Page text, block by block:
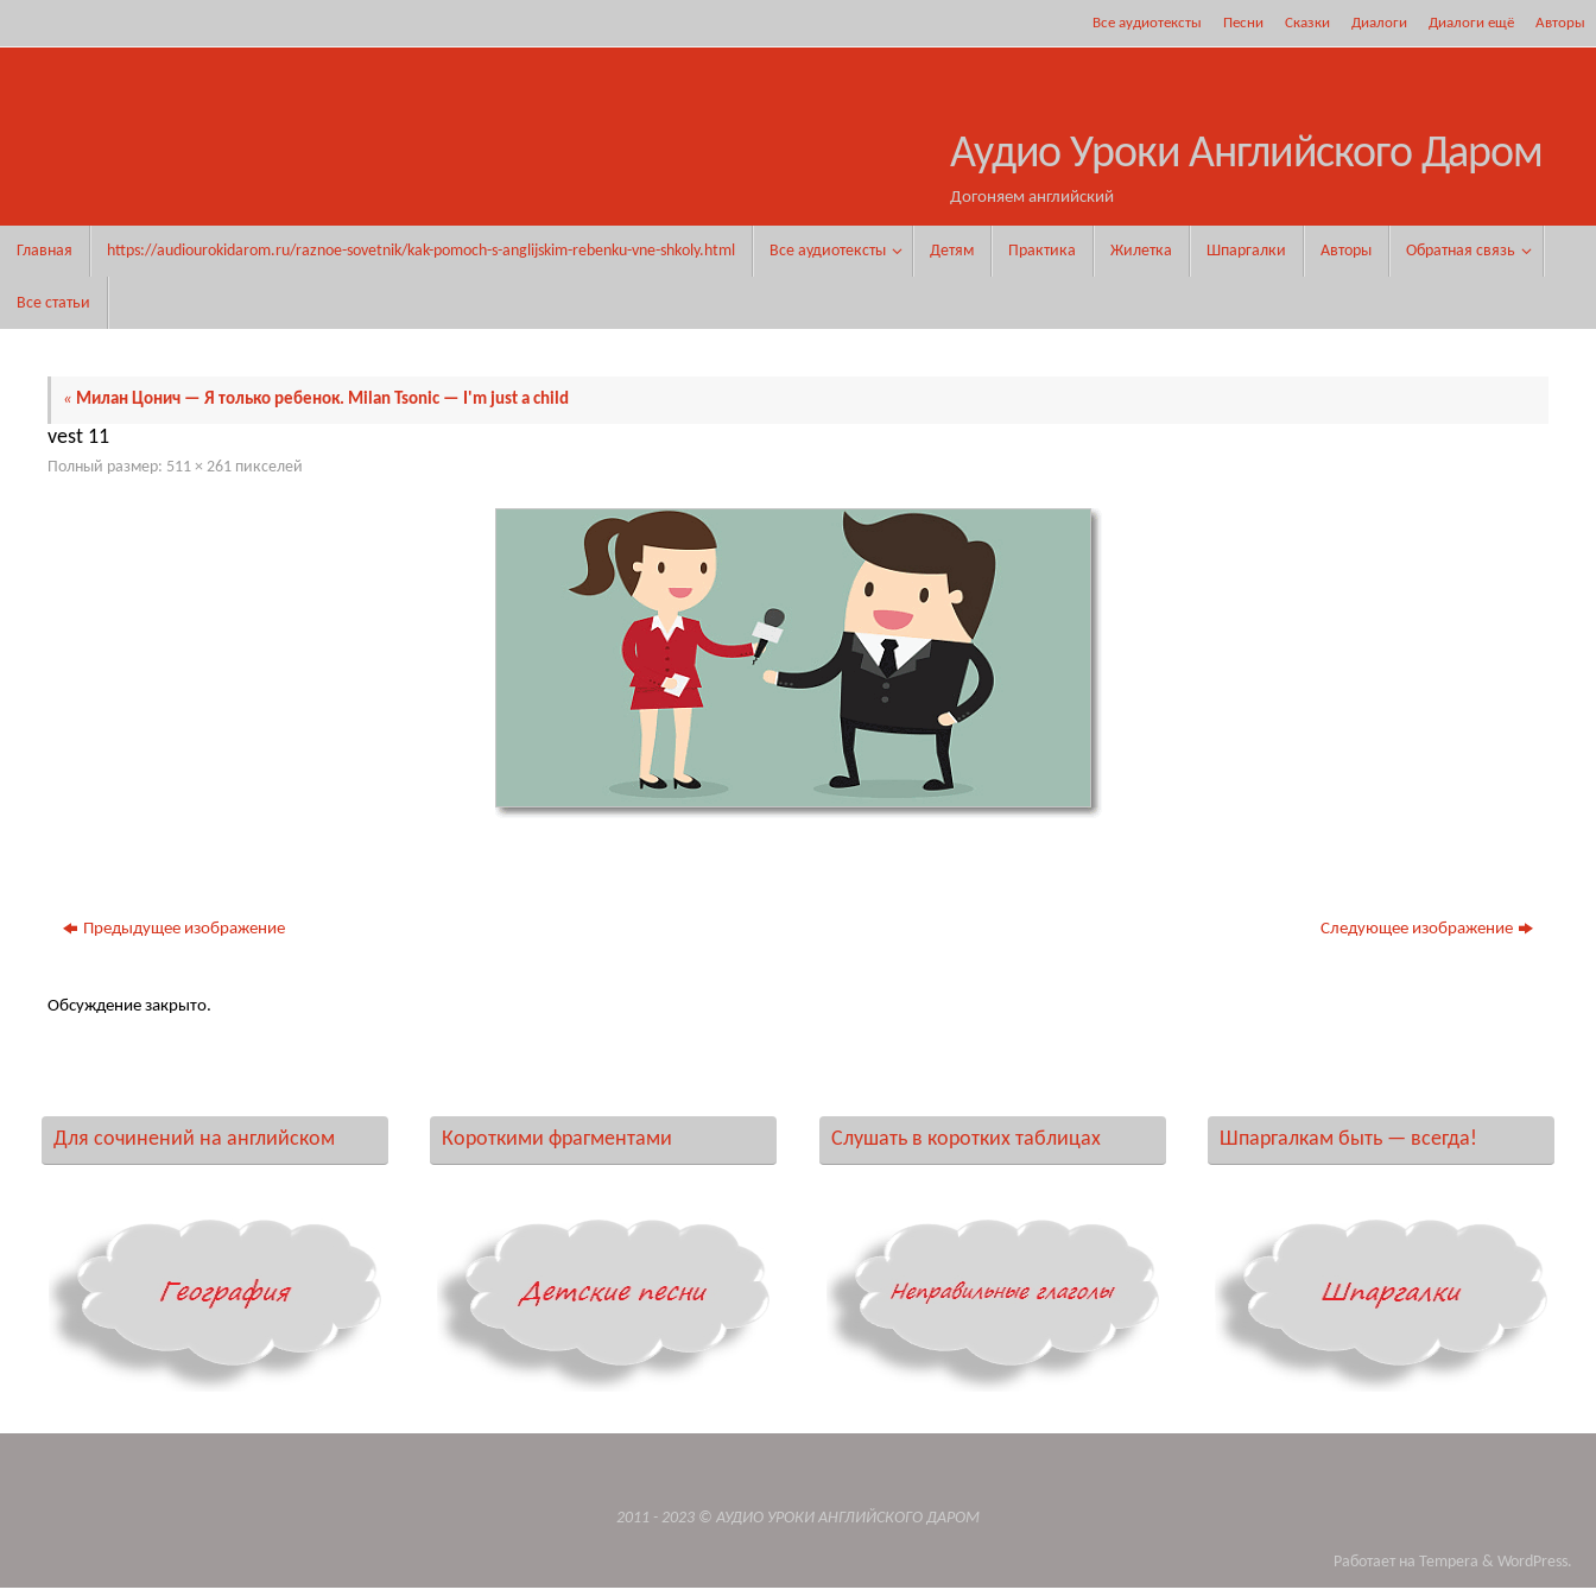
к
Все аудиотексты Песни Сказки Диалоги Диалоги ещё Авторы
Аудио Уроки Английского Даром
Догоняем английский
Главная https://audiourokidarom.ru/raznoe-sovetnik/kak-pomoch-s-anglijskim-rebenku-vne-shkoly.html Все аудиотексты Детям Практика Жилетка Шпаргалки Авторы Обратная связь
Все статьи
« Милан Цонич — Я только ребенок. Milan Tsonic — I'm just a child
vest 11
Полный размер: 511 × 261 пикселей
Предыдущее изображение Следующее изображение
Обсуждение закрыто.
Для сочинений на английском Короткими фрагментами Слушать в коротких таблицах Шпаргалкам быть — всегда!
2011 - 2023 © АУДИО УРОКИ АНГЛИЙСКОГО ДАРОМ
Работает на Tempera & WordPress.